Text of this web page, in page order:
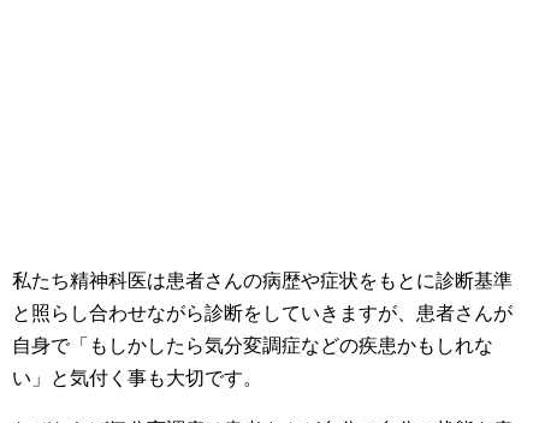
私たち精神科医は患者さんの病歴や症状をもとに診断基準
と照らし合わせながら診断をしていきますが、患者さんが
自身で「もしかしたら気分変調症などの疾患かもしれな
い」と気付く事も大切です。